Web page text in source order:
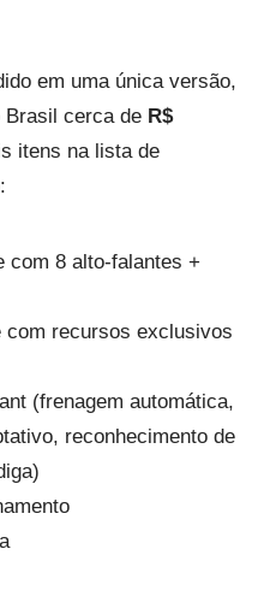
em uma única versão,
Brasil cerca de R$
itens na lista de
com 8 alto-falantes +
com recursos exclusivos
(frenagem automática,
reconhecimento de